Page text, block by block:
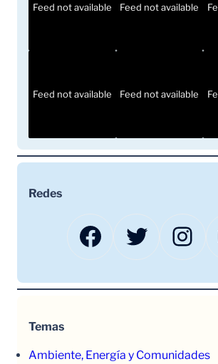
Feed not available Feed not available
Feed not available Feed not available
Redes
Facebook Twitter Instagram
Temas
Ambiente, Energía y Comunidades